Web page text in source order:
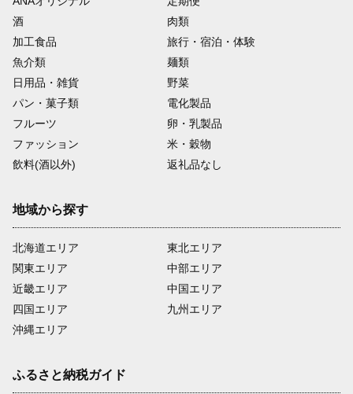
酒
肉類
加工食品
旅行・宿泊・体験
魚介類
麺類
日用品・雑貨
野菜
パン・菓子類
電化製品
フルーツ
卵・乳製品
ファッション
米・穀物
飲料(酒以外)
返礼品なし
地域から探す
北海道エリア
関東エリア
近畿エリア
四国エリア
沖縄エリア
東北エリア
中部エリア
中国エリア
九州エリア
ふるさと納税ガイド